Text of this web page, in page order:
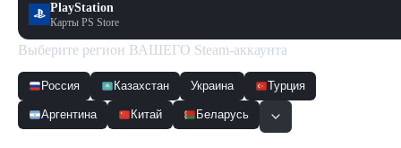
PlayStation
Карты PS Store
Выберите регион ВАШЕГО Steam-аккаунта
Россия Казахстан Украина Турция
Аргентина Китай Беларусь